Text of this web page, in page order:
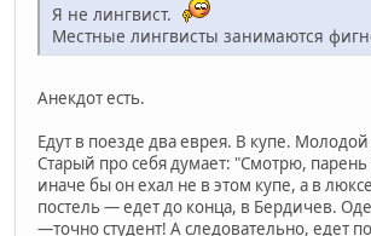
Я не лингвист.
Местные лингвисты занимаются
Анекдот есть.
Едут в поезде два еврея. В купе.
Старый про себя думает: "Смотрю,
иначе бы он ехал не в этом купе, а в
постель — едет до конца, в Бердичев.
—точно студент! А следовательно, едет